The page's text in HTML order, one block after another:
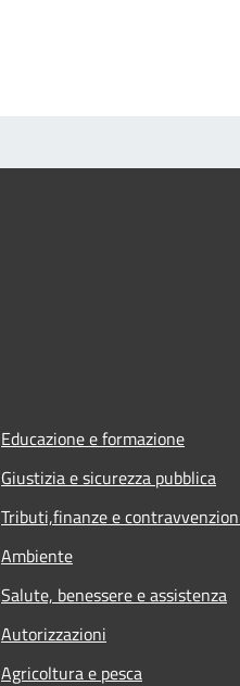
Educazione e formazione
Giustizia e sicurezza pubblica
Tributi,finanze e
Ambiente
Salute, benessere e assistenza
Autorizzazioni
Agricoltura e pesca